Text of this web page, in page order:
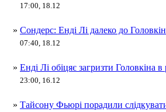
17:00, 18.12
» Сондерс: Енді Лі далеко до
07:40, 18.12
» Енді Лі обіцяє загризти Головкіна
23:00, 16.12
» Тайсону Фьюрі порадили